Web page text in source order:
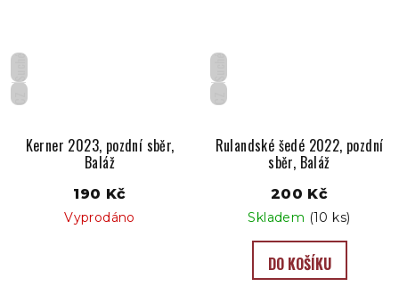
CZ
Suché
Kerner 2023, pozdní sběr,
Baláž
190 Kč
Vyprodáno
CZ
Suché
Rulandské šedé 2022, pozdní
sběr, Baláž
200 Kč
Skladem (10 ks)
DO KOŠÍKU